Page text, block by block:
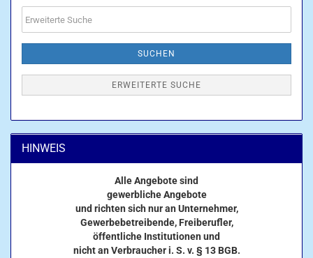
Suche
SUCHEN
ERWEITERTE SUCHE
HINWEIS
Alle Angebote sind
gewerbliche Angebote
und richten sich nur an Unternehmer,
Gewerbebetreibende, Freiberufler,
öffentliche Institutionen und
nicht an Verbraucher i. S. v. § 13 BGB.